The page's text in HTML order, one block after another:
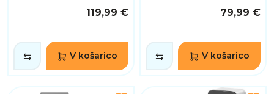
119,99 €
V košarico
79,99 €
V košarico